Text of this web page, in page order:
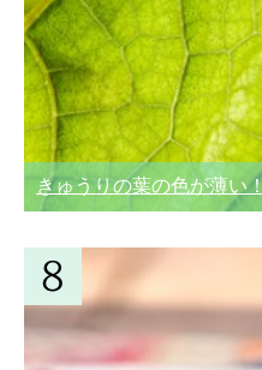
きゅうりの葉の色が薄い